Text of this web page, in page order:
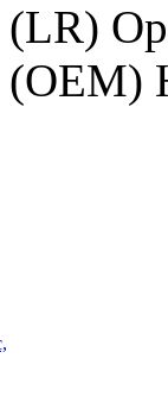
(LR)
(OEM)